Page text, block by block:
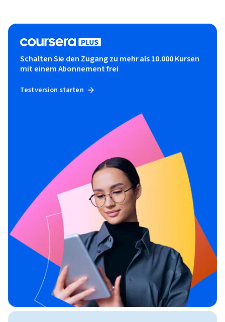
Schalten Sie den Zugang zu mehr als 10.000 Kursen
mit einem Abonnement frei
Testversion starten